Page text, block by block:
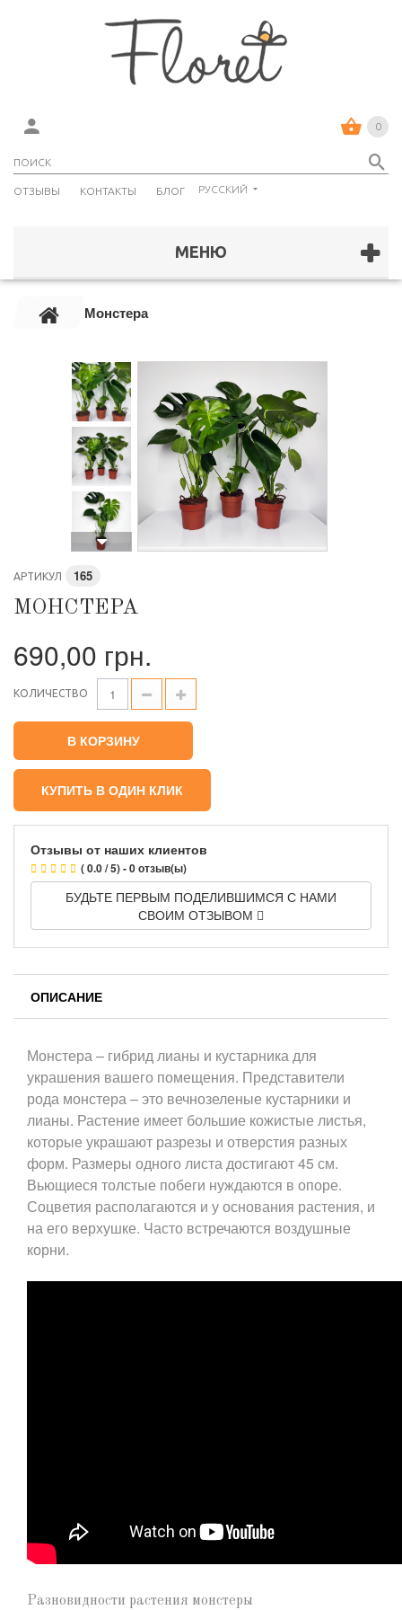
0
БЛОГ
КОНТАКТЫ
ОТЗЫВЫ РУССКИЙ
МЕНЮ
Монстера
АРТИКУЛ 165
МОНСТЕРА
690,00 грн.
КОЛИЧЕСТВО
В КОРЗИНУ
КУПИТЬ В ОДИН КЛИК
Отзывы от наших клиентов
( 0.0 / 5) - 0 отзыв(ы)
БУДЬТЕ ПЕРВЫМ ПОДЕЛИВШИМСЯ С НАМИ
СВОИМ ОТЗЫВОМ
ОПИСАНИЕ
Монстера – гибрид лианы и кустарника для
украшения вашего помещения. Представители
рода монстера – это вечнозеленые кустарники и
лианы. Растение имеет большие кожистые листья,
которые украшают разрезы и отверстия разных
форм. Размеры одного листа достигают 45 см.
Вьющиеся толстые побеги нуждаются в опоре.
Соцветия располагаются и у основания растения, и
на его верхушке. Часто встречаются воздушные
корни.
Разновидности растения монстеры